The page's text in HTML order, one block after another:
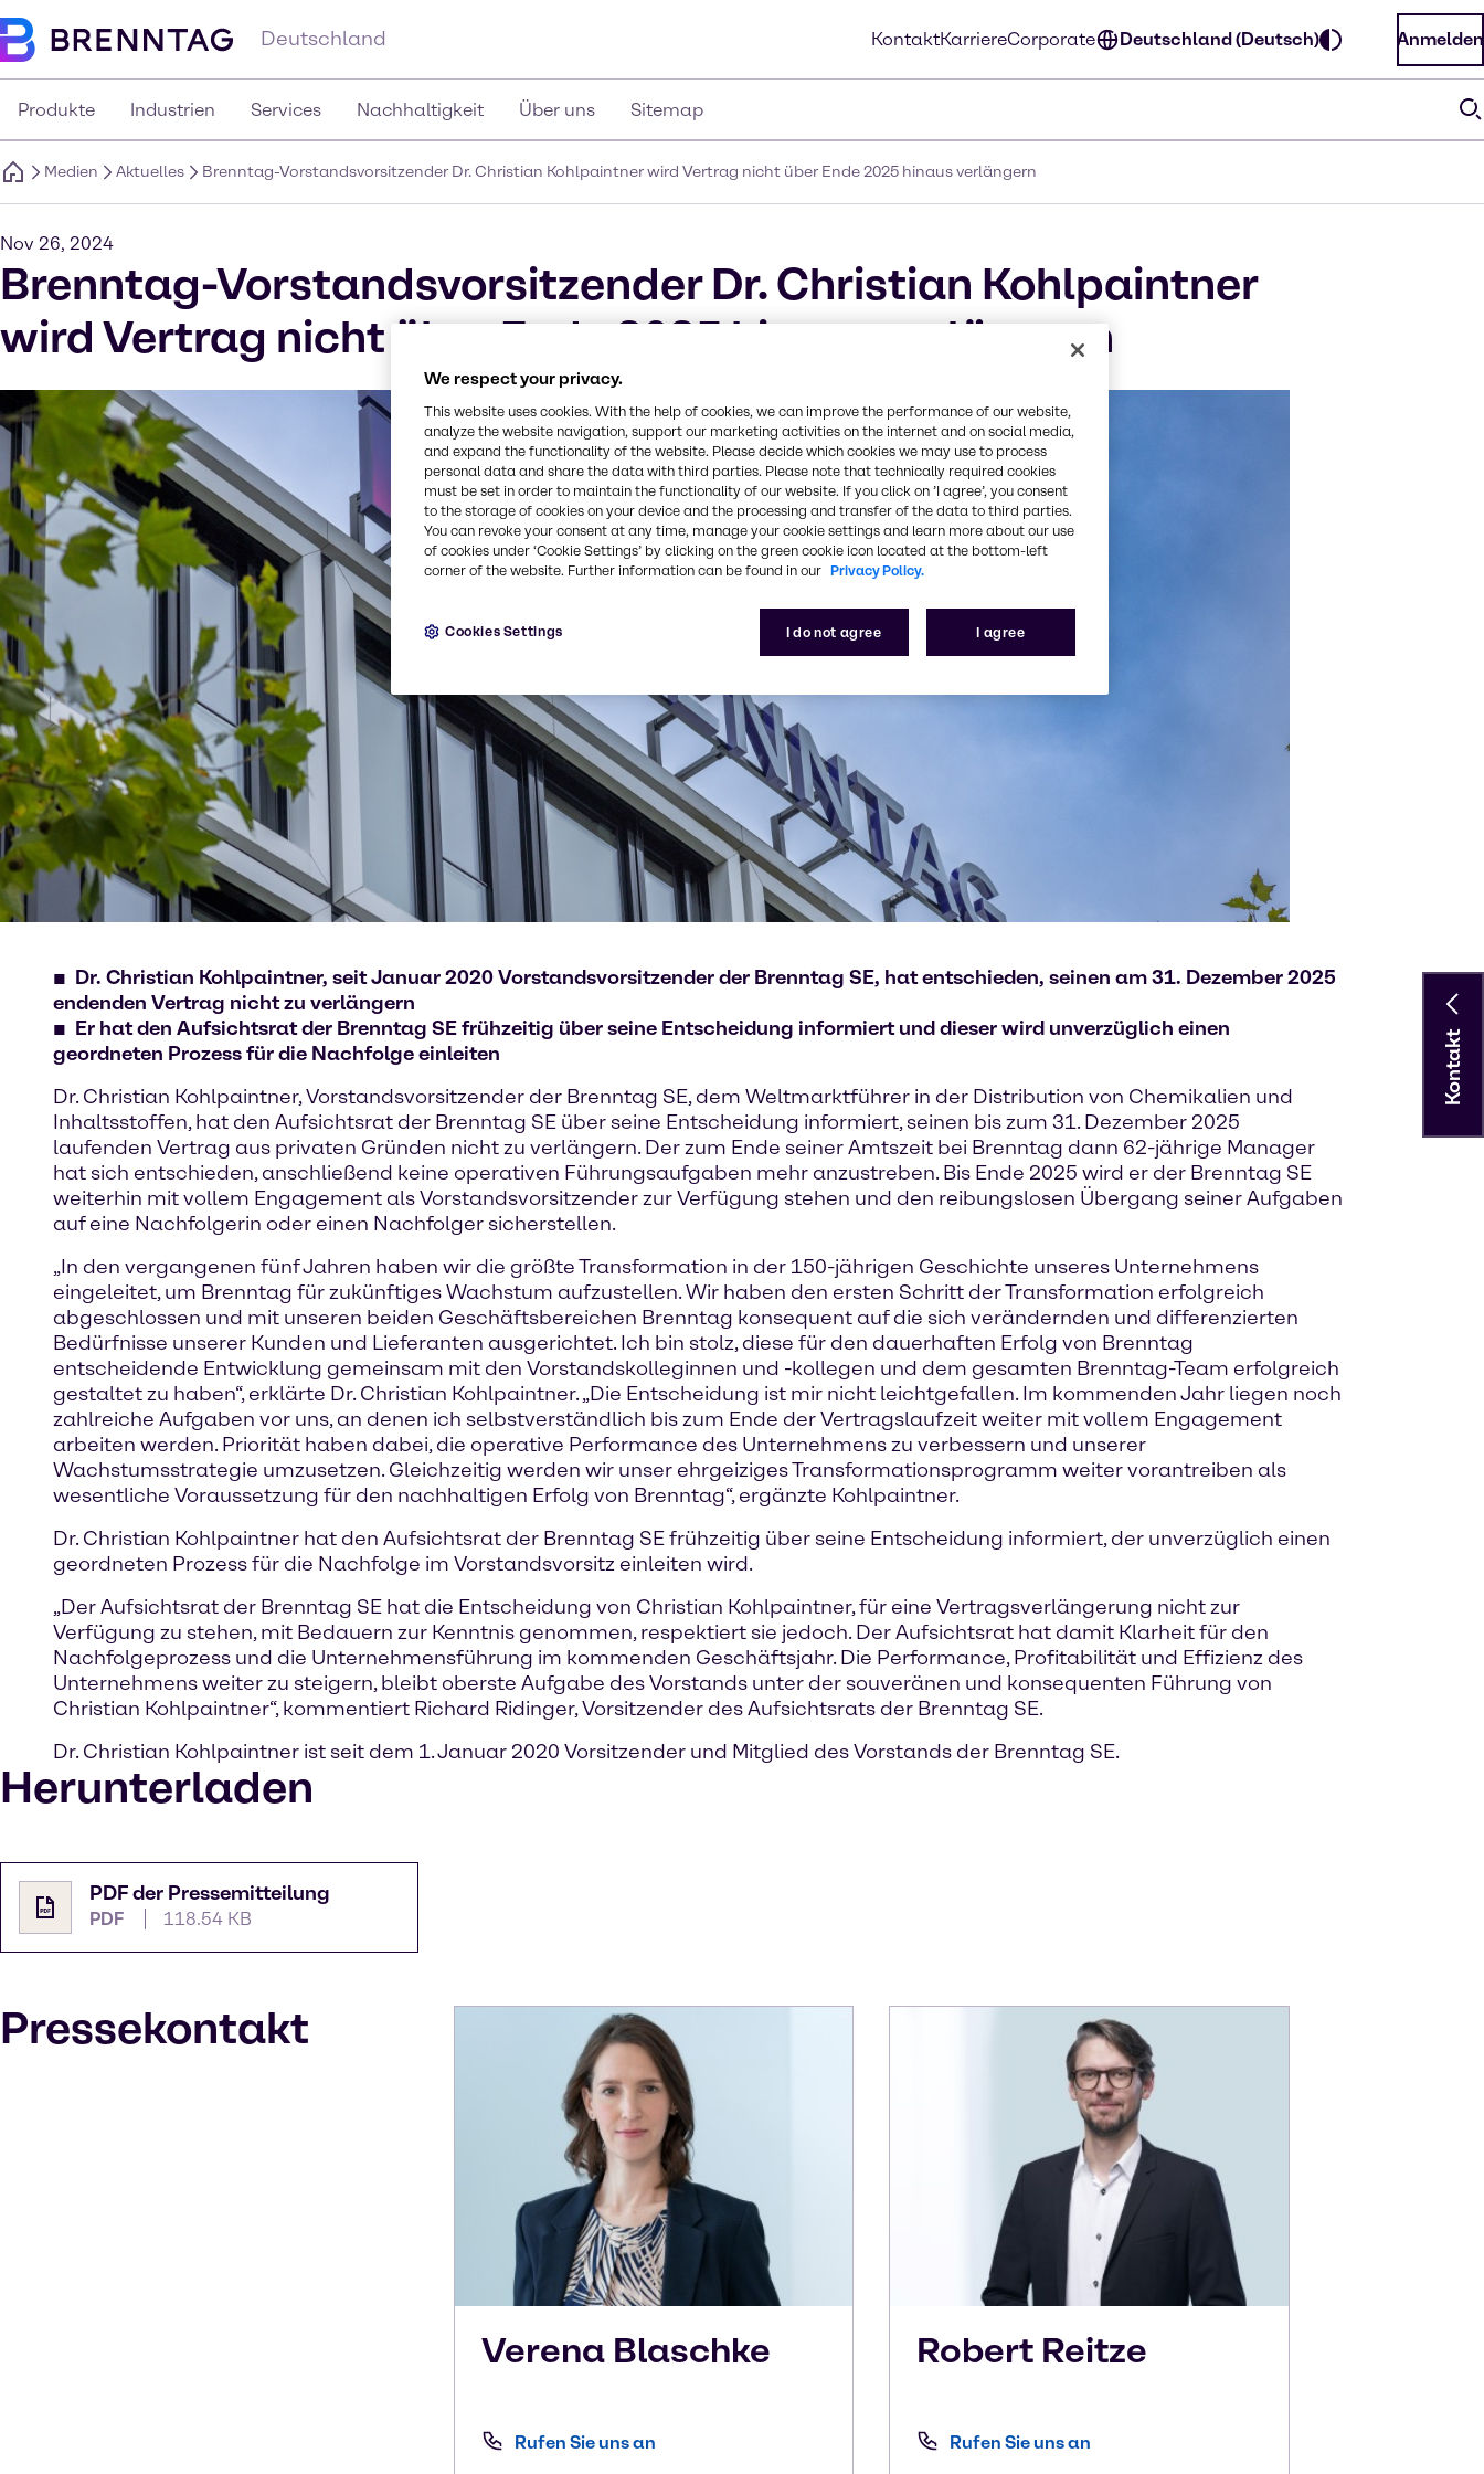
Deutschland KontaktKarriereCorporate Deutschland (Deutsch) Anmelden
Produkte Industrien Services Nachhaltigkeit Über uns Sitemap
Medien Aktuelles Brenntag-Vorstandsvorsitzender Dr. Christian Kohlpaintner wird Vertrag nicht über Ende 2025 hinaus verlängern
Nov 26, 2024
Brenntag-Vorstandsvorsitzender Dr. Christian Kohlpaintner
wird Vertrag nicht über Ende 2025 hinaus verlängern
Dr. Christian Kohlpaintner, seit Januar 2020 Vorstandsvorsitzender der Brenntag SE, hat entschieden, seinen am 31. Dezember 2025
endenden Vertrag nicht zu verlängern
Er hat den Aufsichtsrat der Brenntag SE frühzeitig über seine Entscheidung informiert und dieser wird unverzüglich einen
geordneten Prozess für die Nachfolge einleiten
Dr. Christian Kohlpaintner, Vorstandsvorsitzender der Brenntag SE, dem Weltmarktführer in der Distribution von Chemikalien und
Inhaltsstoffen, hat den Aufsichtsrat der Brenntag SE über seine Entscheidung informiert, seinen bis zum 31. Dezember 2025
laufenden Vertrag aus privaten Gründen nicht zu verlängern. Der zum Ende seiner Amtszeit bei Brenntag dann 62-jährige Manager
hat sich entschieden, anschließend keine operativen Führungsaufgaben mehr anzustreben. Bis Ende 2025 wird er der Brenntag SE
weiterhin mit vollem Engagement als Vorstandsvorsitzender zur Verfügung stehen und den reibungslosen Übergang seiner Aufgaben
auf eine Nachfolgerin oder einen Nachfolger sicherstellen.
„In den vergangenen fünf Jahren haben wir die größte Transformation in der 150-jährigen Geschichte unseres Unternehmens
eingeleitet, um Brenntag für zukünftiges Wachstum aufzustellen. Wir haben den ersten Schritt der Transformation erfolgreich
abgeschlossen und mit unseren beiden Geschäftsbereichen Brenntag konsequent auf die sich verändernden und differenzierten
Bedürfnisse unserer Kunden und Lieferanten ausgerichtet. Ich bin stolz, diese für den dauerhaften Erfolg von Brenntag
entscheidende Entwicklung gemeinsam mit den Vorstandskolleginnen und -kollegen und dem gesamten Brenntag-Team erfolgreich
gestaltet zu haben“, erklärte Dr. Christian Kohlpaintner. „Die Entscheidung ist mir nicht leichtgefallen. Im kommenden Jahr liegen noch
zahlreiche Aufgaben vor uns, an denen ich selbstverständlich bis zum Ende der Vertragslaufzeit weiter mit vollem Engagement
arbeiten werden. Priorität haben dabei, die operative Performance des Unternehmens zu verbessern und unserer
Wachstumsstrategie umzusetzen. Gleichzeitig werden wir unser ehrgeiziges Transformationsprogramm weiter vorantreiben als
wesentliche Voraussetzung für den nachhaltigen Erfolg von Brenntag“, ergänzte Kohlpaintner.
Dr. Christian Kohlpaintner hat den Aufsichtsrat der Brenntag SE frühzeitig über seine Entscheidung informiert, der unverzüglich einen
geordneten Prozess für die Nachfolge im Vorstandsvorsitz einleiten wird.
„Der Aufsichtsrat der Brenntag SE hat die Entscheidung von Christian Kohlpaintner, für eine Vertragsverlängerung nicht zur
Verfügung zu stehen, mit Bedauern zur Kenntnis genommen, respektiert sie jedoch. Der Aufsichtsrat hat damit Klarheit für den
Nachfolgeprozess und die Unternehmensführung im kommenden Geschäftsjahr. Die Performance, Profitabilität und Effizienz des
Unternehmens weiter zu steigern, bleibt oberste Aufgabe des Vorstands unter der souveränen und konsequenten Führung von
Christian Kohlpaintner“, kommentiert Richard Ridinger, Vorsitzender des Aufsichtsrats der Brenntag SE.
Dr. Christian Kohlpaintner ist seit dem 1. Januar 2020 Vorsitzender und Mitglied des Vorstands der Brenntag SE.
Herunterladen
PDF der Pressemitteilung
PDF 118.54 KB
Pressekontakt
Verena Blaschke
Rufen Sie uns an
Robert Reitze
Rufen Sie uns an
Kontakt
We respect your privacy.
This website uses cookies. With the help of cookies, we can improve the performance of our website,
analyze the website navigation, support our marketing activities on the internet and on social media,
and expand the functionality of the website. Please decide which cookies we may use to process
personal data and share the data with third parties. Please note that technically required cookies
must be set in order to maintain the functionality of our website. If you click on ’I agree’, you consent
to the storage of cookies on your device and the processing and transfer of the data to third parties.
You can revoke your consent at any time, manage your cookie settings and learn more about our use
of cookies under ‘Cookie Settings’ by clicking on the green cookie icon located at the bottom-left
corner of the website. Further information can be found in our Privacy Policy.
I do not agree I agree
Cookies Settings